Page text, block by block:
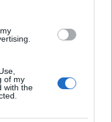
of my
with the